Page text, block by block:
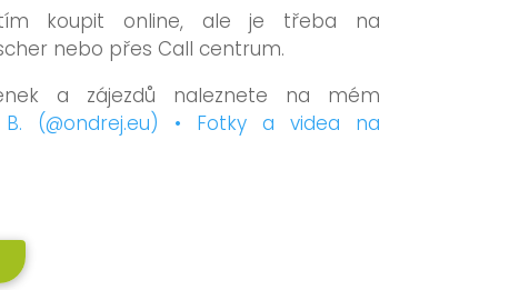
koupit online, ale je třeba na
nebo přes Call centrum.
a zájezdů naleznete na mém
B. (@ondrej.eu) • Fotky a videa na